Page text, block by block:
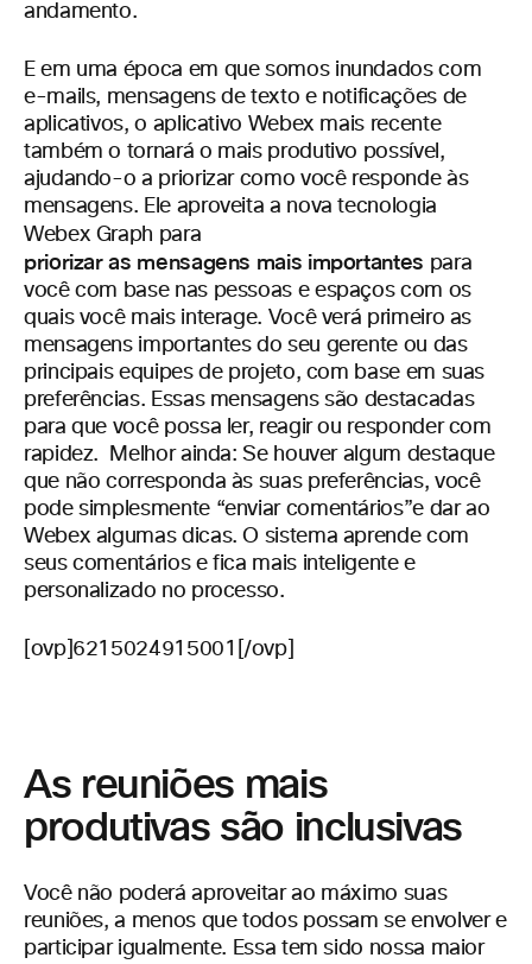
andamento.
E em uma época em que somos inundados com
e-mails, mensagens de texto e notificações de
aplicativos, o aplicativo Webex mais recente
também o tornará o mais produtivo possível,
ajudando-o a priorizar como você responde às
mensagens. Ele aproveita a nova tecnologia
Webex Graph para
priorizar as mensagens mais importantes para
você com base nas pessoas e espaços com os
quais você mais interage. Você verá primeiro as
mensagens importantes do seu gerente ou das
principais equipes de projeto, com base em suas
preferências. Essas mensagens são destacadas
para que você possa ler, reagir ou responder com
rapidez. Melhor ainda: Se houver algum destaque
que não corresponda às suas preferências, você
pode simplesmente “enviar comentários”e dar ao
Webex algumas dicas. O sistema aprende com
seus comentários e fica mais inteligente e
personalizado no processo.
[ovp]6215024915001[/ovp]
As reuniões mais
produtivas são inclusivas
Você não poderá aproveitar ao máximo suas
reuniões, a menos que todos possam se envolver e
participar igualmente. Essa tem sido nossa maior